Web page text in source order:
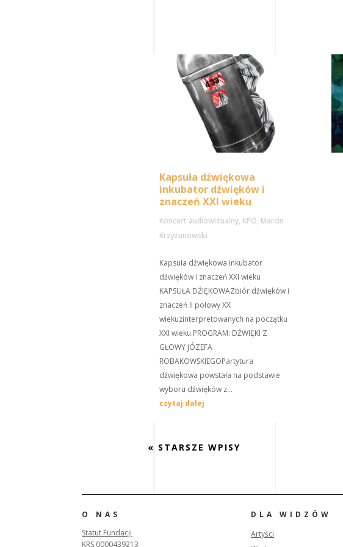
Kapsuła dźwiękowa
inkubator dźwięków i
znaczeń XXI wieku
Koncert audiowizualny, KPO, Marcin
Krzyżanowski
Kapsuła dźwiękowa inkubator
dźwięków i znaczeń XXI wieku
KAPSUŁA DŹIĘKOWAZbiór dźwięków i
znaczeń II połowy XX
wiekuzinterpretowanych na początku
XXI wieku.PROGRAM: DŹWIĘKI Z
GŁOWY JÓZEFA
ROBAKOWSKIEGOPartytura
dźwiękowa powstała na podstawie
wyboru dźwięków z...
czytaj dalej
« STARSZE WPISY
O NAS
Statut Fundacji
KRS 0000439213
DLA WIDZÓW
Artyści